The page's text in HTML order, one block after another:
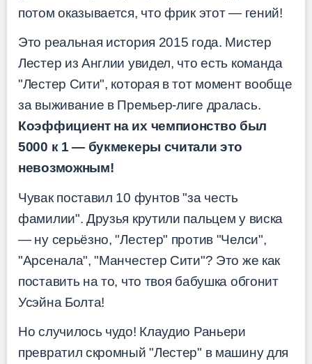
потом оказывается, что фрик этот — гений!
Это реальная история 2015 года. Мистер
Лестер из Англии увидел, что есть команда
"Лестер Сити", которая в тот момент вообще
за выживание в Премьер-лиге дралась.
Коэффициент на их чемпионство был
5000 к 1 — букмекеры считали это
невозможным!
Чувак поставил 10 фунтов "за честь
фамилии". Друзья крутили пальцем у виска
— ну серьёзно, "Лестер" против "Челси",
"Арсенала", "Манчестер Сити"? Это же как
поставить на то, что твоя бабушка обгонит
Усэйна Болта!
Но случилось чудо! Клаудио Раньери
превратил скромный "Лестер" в машину для